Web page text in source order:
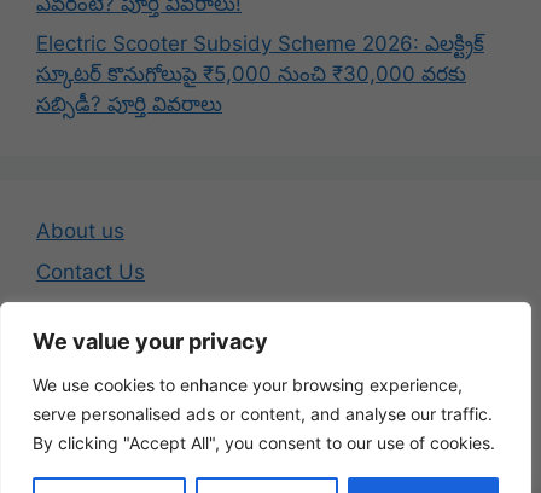
We value your privacy
We use cookies to enhance your browsing experience,
serve personalised ads or content, and analyse our traffic.
By clicking "Accept All", you consent to our use of cookies.
Electric Scooter Subsidy Scheme 2026: ఎలక్ట్రిక్
స్కూటర్ కొనుగోలుపై ₹5,000 నుంచి ₹30,000 వరకు
సబ్సిడీ? పూర్తి వివరాలు
About us
Contact Us
Privacy Policy
Terms And Conditions
© 2026 Telugu Jobs Guru - Latest Telugu Job Updates